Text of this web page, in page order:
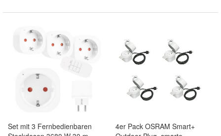
Set mit 3 Fernbedienbaren
4er Pack OSRAM Smart+